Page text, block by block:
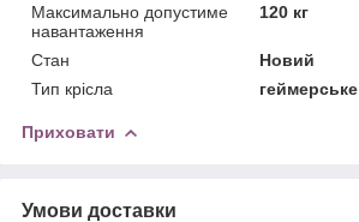
Максимально допустиме
навантаження
120 кг
Стан
Новий
Тип крісла
геймерське
Приховати
Умови доставки